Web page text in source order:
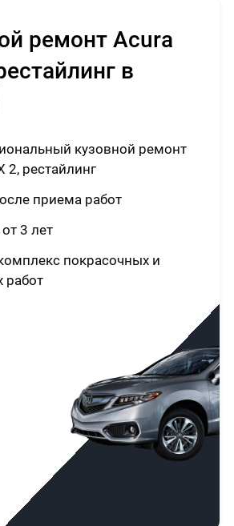
ремонт Acura
в
кузовной ремонт
2, рестайлинг
приема работ
3 лет
покрасочных и
работ